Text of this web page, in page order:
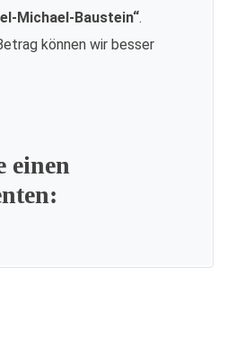
Michael-Baustein“.
können wir besser
einen